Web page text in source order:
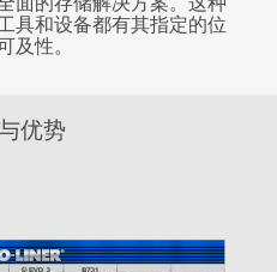
具和设备都有其指定的位
性。
优势